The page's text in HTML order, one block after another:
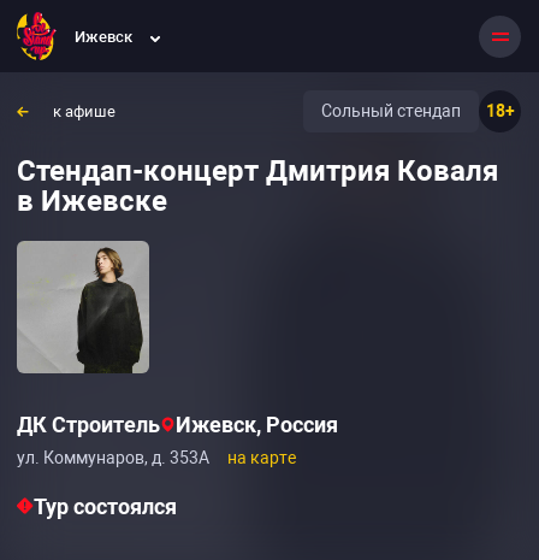
Ижевск
к афише 18+
Сольный стендап
Стендап-концерт Дмитрия Коваля
в Ижевске
ДК Строитель Ижевск, Россия
ул. Коммунаров, д. 353А на карте
Тур состоялся